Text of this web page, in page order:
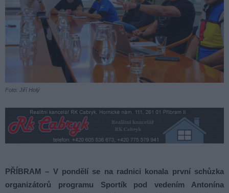
Foto: Jiří Holý
PŘÍBRAM – V pondělí se na radnici konala první schůzka
organizátorů programu Sportík pod vedením Antonína